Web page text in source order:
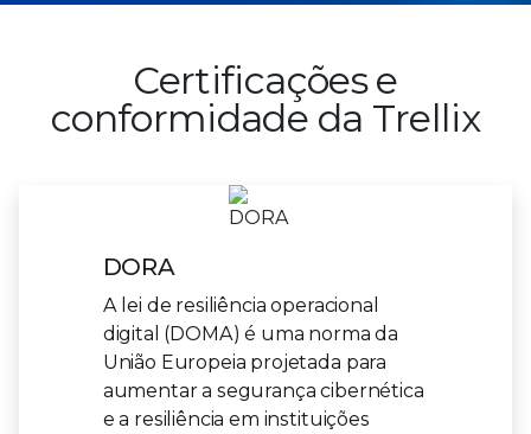
Certificações e
conformidade da Trellix
DORA
A lei de resiliência operacional
digital (DOMA) é uma norma da
União Europeia projetada para
aumentar a segurança cibernética
e a resiliência em instituições